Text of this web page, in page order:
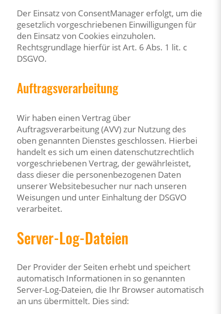
Der Einsatz von ConsentManager erfolgt, um die
gesetzlich vorgeschriebenen Einwilligungen für
den Einsatz von Cookies einzuholen.
Rechtsgrundlage hierfür ist Art. 6 Abs. 1 lit. c
DSGVO.
Auftragsverarbeitung
Wir haben einen Vertrag über
Auftragsverarbeitung (AVV) zur Nutzung des
oben genannten Dienstes geschlossen. Hierbei
handelt es sich um einen datenschutzrechtlich
vorgeschriebenen Vertrag, der gewährleistet,
dass dieser die personenbezogenen Daten
unserer Websitebesucher nur nach unseren
Weisungen und unter Einhaltung der DSGVO
verarbeitet.
Server-Log-Dateien
Der Provider der Seiten erhebt und speichert
automatisch Informationen in so genannten
Server-Log-Dateien, die Ihr Browser automatisch
an uns übermittelt. Dies sind: